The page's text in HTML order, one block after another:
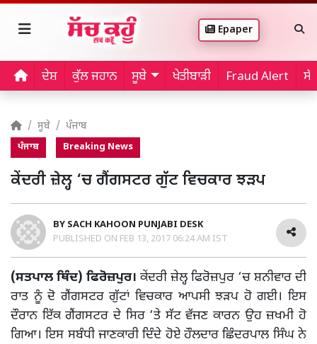
Epaper
ਦੇਸ਼ ਕੁੱਲ ਜਹਾਨ ਸੂਬੇ ਖੇਤੀਬਾੜੀ Fraud Alert
ਸੂਬੇ ਪੰਜਾਬ
ਪੰਜਾਬ Breaking News
ਕੇਂਦਰੀ ਜ਼ੇਲ੍ਹ ‘ਚ ਗੈਂਗਸਟਰ ਗੁੱਟ ਵਿਚਕਾਰ ਝੜਪ
BY SACH KAHOON PUNJABI DESK
PUBLISHED ON FEB 13, 2017 06:24 AM IST
(ਸਤਪਾਲ ਥਿੰਦ) ਫਿਰੋਜ਼ਪੁਰ। ਕੇਂਦਰੀ ਜ਼ੇਲ੍ਹ ਫਿਰੋਜ਼ਪੁਰ ‘ਚ ਸ਼ਨੀਵਾਰ ਦੀ
ਰਾਤ ਨੂੰ ਦੋ ਗੈਂਗਸਟਰ ਗੁੱਟਾਂ ਵਿਚਕਾਰ ਆਪਸੀ ਝੜਪ ਹੋ ਗਈ। ਇਸ
ਦੌਰਾਨ ਇੱਕ ਗੈਂਗਸਟਰ ਦੇ ਸਿਰ ‘ਤੇ ਸੱਟ ਵੱਜਣ ਕਾਰਨ ਉਹ ਜ਼ਖਮੀ ਹੋ
ਗਿਆ। ਇਸ ਸਬੰਧੀ ਜਾਣਕਾਰੀ ਦਿੰਦੇ ਹੋਏ ਹੌਲਦਾਰ ਛਿੰਦਰਪਾਲ ਸਿੰਘ ਨੇ